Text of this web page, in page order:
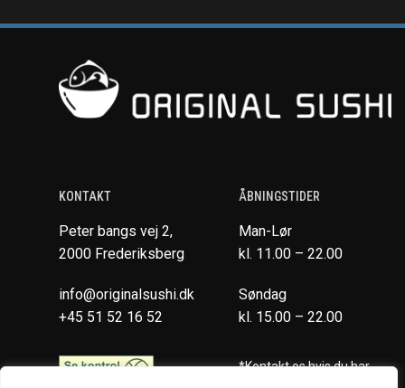
KONTAKT
Peter bangs vej 2,
2000 Frederiksberg
info@originalsushi.dk
+45 51 52 16 52
ÅBNINGSTIDER
Man-Lør
kl. 11.00 – 22.00
Søndag
kl. 15.00 – 22.00
*Kontakt os hvis du har